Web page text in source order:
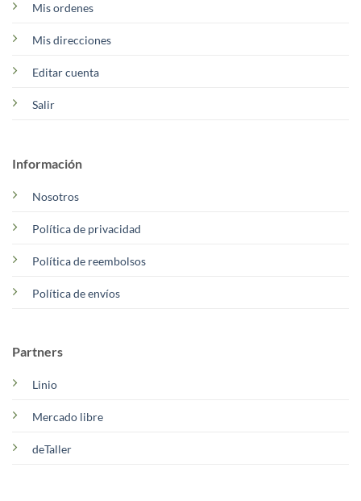
Mis ordenes
Mis direcciones
Editar cuenta
Salir
Información
Nosotros
Política de privacidad
Política de reembolsos
Política de envíos
Partners
Linio
Mercado libre
deTaller